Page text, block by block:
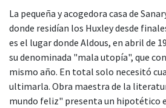
La pequeña y acogedora casa de
donde residían los Huxley desde
es el lugar donde Aldous, en abril de
su denominada "mala utopía", que
mismo año. En total solo necesitó
ultimarla. Obra maestra de la
mundo feliz" presenta un hipotético